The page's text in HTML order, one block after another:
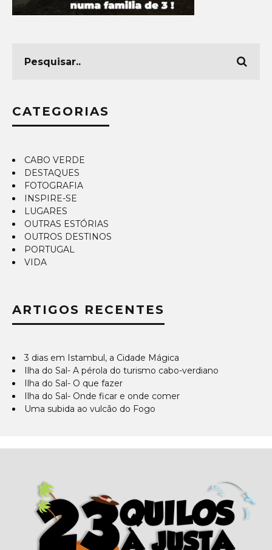
CATEGORIAS
CABO VERDE
DESTAQUES
FOTOGRAFIA
INSPIRE-SE
LUGARES
OUTRAS ESTÓRIAS
OUTROS DESTINOS
PORTUGAL
VIDA
ARTIGOS RECENTES
3 dias em Istambul, a Cidade Mágica
Ilha do Sal- A pérola do turismo cabo-verdiano
Ilha do Sal- O que fazer
Ilha do Sal- Onde ficar e onde comer
Uma subida ao vulcão do Fogo